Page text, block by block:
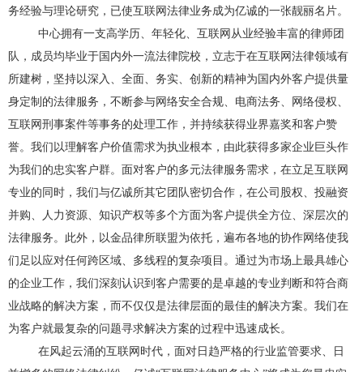
务经验与理论研究，已使互联网法律业务成为亿诚的一张靓丽名片。
中心拥有一支高学历、年轻化、互联网从业经验丰富的律师团
队，成员均毕业于国内外一流法律院校，立志于在互联网法律领域有
所建树，坚持以深入、全面、务实、创新的精神为国内外客户提供量
身定制的法律服务，不断参与网络安全合规、电商法务、网络侵权、
互联网刑事案件等事务的处理工作，并持续获得业界嘉奖和客户赞
誉。我们以理解客户价值需求为执业根本，由此获得多家企业巨头作
为我们的忠实客户群。面对客户的多元法律服务需求，在立足互联网
专业的同时，我们与亿诚所其它团队密切合作，在公司股权、投融资
并购、人力资源、知识产权等多个方面为客户提供全方位、深层次的
法律服务。此外，以金品律所联盟为依托，遍布各地的协作网络使我
们足以应对任何跨区域、多线程的复杂项目。通过为市场上最具雄心
的企业工作，我们深刻认识到客户需要的是卓越的专业判断和符合商
业战略的解决方案，而不仅仅是法律层面的最佳的解决方案。我们在
为客户就最复杂的问题寻求解决方案的过程中迅速成长。
在风起云涌的互联网时代，面对日趋严格的行业监管要求、日